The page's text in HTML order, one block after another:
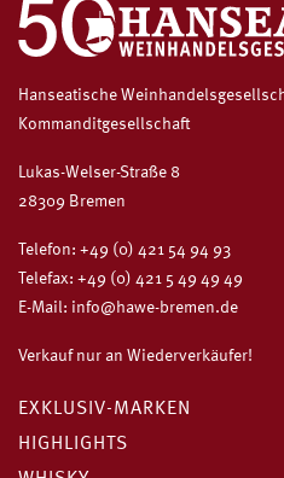
Hanseatische
Kommanditgesellschaft
Lukas-Welser-Straße 8
28309 Bremen
Telefon: +49 (0) 421 54 94 93
Telefax: +49 (0) 421 5 49 49 49
E-Mail: info@hawe-bremen.de
Verkauf nur an Wiederverkäufer!
EXKLUSIV-MARKEN
HIGHLIGHTS